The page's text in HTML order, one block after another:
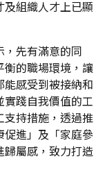
組織人才上已顯
先有滿意的同
衡的職場環境，讓
感受到被接納和
踐自我價值的工
支持措施，透過推
促進」及「家庭參
歸屬感，致力打造